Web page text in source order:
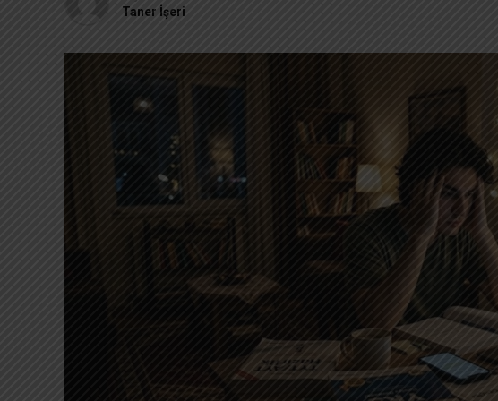
malzemesidir.
İşte bu nedenle modern ekonominin adı artık
ekonomisidir.
Bu ekonomide satılan ürün biz değiliz. Bizim
Bir sosyal medya platformunu ücretsiz kullandığımızı
bedel para değildir. Ödediğimiz bedel zamandır. Daha
dakikalarıdır.
Her bildirim küçük bir çağrıdır. Her kaydırma
sonra daha ilginç bir video… Belki daha çarpıcı bir
bizi mutlu edecek yeni bir içerik… Ve tam da bu
harekete geçirir. Belirsiz ödüller, kesin ödüllerden
insanlar bazen saatlerce ekran başında kalır;
Dikkat ekonomisinin en güçlü silahı da budur: İnsanın
beslemek. Fakat burada gözden kaçırdığımız önemli
başka bir şeye söylenmiş “hayır”dır.
Taner İşeri